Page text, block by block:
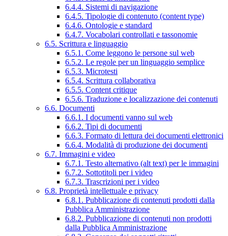
6.4.4. Sistemi di navigazione
6.4.5. Tipologie di contenuto (content type)
6.4.6. Ontologie e standard
6.4.7. Vocabolari controllati e tassonomie
6.5. Scrittura e linguaggio
6.5.1. Come leggono le persone sul web
6.5.2. Le regole per un linguaggio semplice
6.5.3. Microtesti
6.5.4. Scrittura collaborativa
6.5.5. Content critique
6.5.6. Traduzione e localizzazione dei contenuti
6.6. Documenti
6.6.1. I documenti vanno sul web
6.6.2. Tipi di documenti
6.6.3. Formato di lettura dei documenti elettronici
6.6.4. Modalità di produzione dei documenti
6.7. Immagini e video
6.7.1. Testo alternativo (alt text) per le immagini
6.7.2. Sottotitoli per i video
6.7.3. Trascrizioni per i video
6.8. Proprietà intellettuale e privacy
6.8.1. Pubblicazione di contenuti prodotti dalla
Pubblica Amministrazione
6.8.2. Pubblicazione di contenuti non prodotti
dalla Pubblica Amministrazione